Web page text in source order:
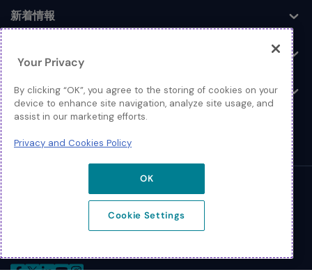
Toggle
新着情報
Toggle
Toggle
お問い合わせ
© 2026 Extreme Networks
Your Privacy
By clicking “OK”, you agree to the storing of cookies on your
device to enhance site navigation, analyze site usage, and
assist in our marketing efforts.
Privacy and Cookies Policy
OK
Cookie Settings